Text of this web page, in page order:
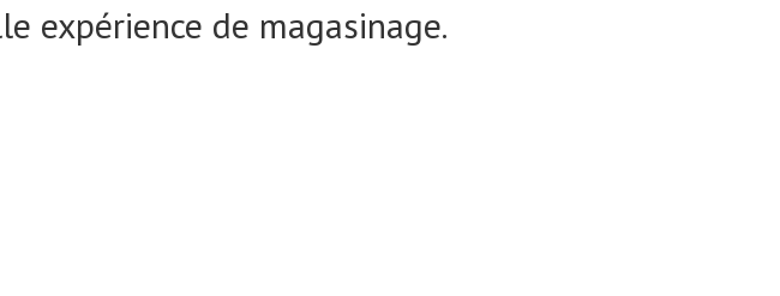
expérience de magasinage.